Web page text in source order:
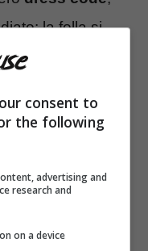
la folla si
l’angolo giusto,
dimenticano
rimangono
tutto è
Ma
è calda,
consent to
the following
advertising and
research and
on a device